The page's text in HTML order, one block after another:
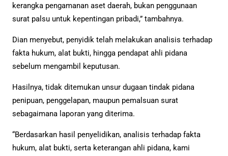
kerangka pengamanan aset daerah, bukan penggunaan
surat palsu untuk kepentingan pribadi,” tambahnya.
Dian menyebut, penyidik telah melakukan analisis terhadap
fakta hukum, alat bukti, hingga pendapat ahli pidana
sebelum mengambil keputusan.
Hasilnya, tidak ditemukan unsur dugaan tindak pidana
penipuan, penggelapan, maupun pemalsuan surat
sebagaimana laporan yang diterima.
“Berdasarkan hasil penyelidikan, analisis terhadap fakta
hukum, alat bukti, serta keterangan ahli pidana, kami